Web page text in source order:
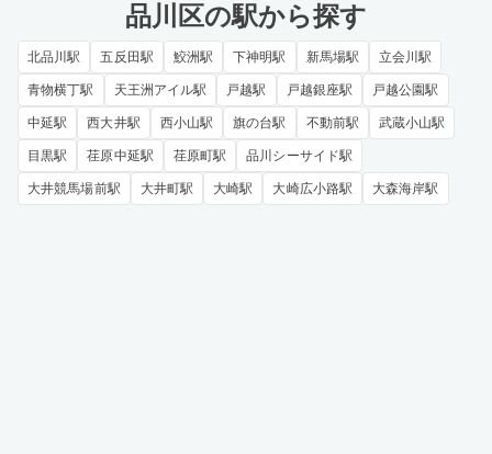
品川区の駅から探す
北品川駅 五反田駅 鮫洲駅 下神明駅 新馬場駅 立会川駅
青物横丁駅 天王洲アイル駅 戸越駅 戸越銀座駅 戸越公園駅
中延駅 西大井駅 西小山駅 旗の台駅 不動前駅 武蔵小山駅
目黒駅 荏原中延駅 荏原町駅 品川シーサイド駅
大井競馬場前駅 大井町駅 大崎駅 大崎広小路駅 大森海岸駅